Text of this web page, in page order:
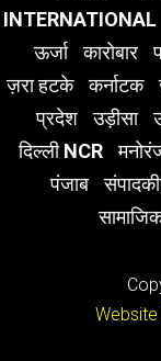
INTERNATIONAL
ऊर्जा
कारोबार
ज़रा हटके
कर्नाटक
प्रदेश
उड़ीसा
दिल्ली NCR
पंजाब